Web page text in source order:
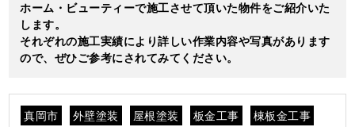
ホーム・ビューティーで施工させて頂いた物件をご紹介いた
します。
それぞれの施工実績により詳しい作業内容や写真があります
ので、ぜひご参考にされてみてください。
真岡市 外壁塗装 屋根塗装 板金工事 棟板金工事